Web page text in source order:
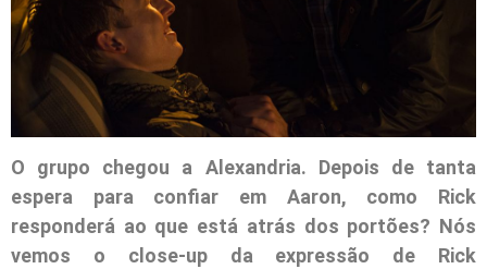
O grupo chegou a Alexandria. Depois de tanta
espera para confiar em Aaron, como Rick
responderá ao que está atrás dos portões? Nós
vemos o close-up da expressão de Rick